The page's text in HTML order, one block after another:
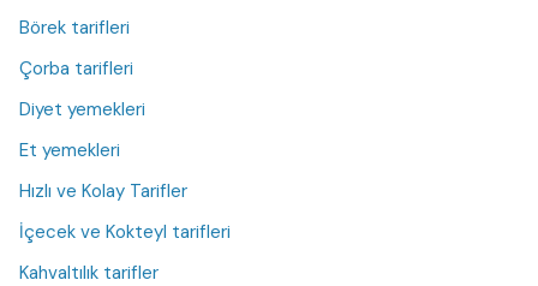
Börek tarifleri
Çorba tarifleri
Diyet yemekleri
Et yemekleri
Hızlı ve Kolay Tarifler
İçecek ve Kokteyl tarifleri
Kahvaltılık tarifler